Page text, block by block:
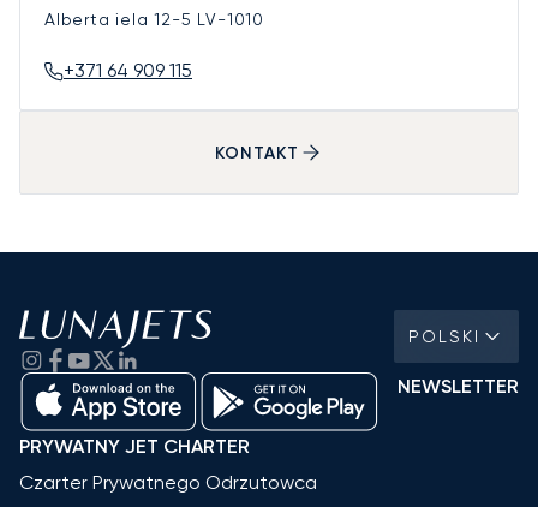
Alberta iela 12-5 LV-1010
+371 64 909 115
KONTAKT
POLSKI
NEWSLETTER
PRYWATNY JET CHARTER
Czarter Prywatnego Odrzutowca